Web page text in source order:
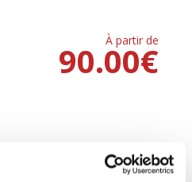
À partir de
€
90.00
AUTOMATIQUE